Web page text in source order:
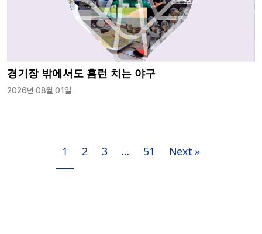
경기장 밖에서도 홈런 치는 야구
2026년 08월 01일
1 2 3 … 51 Next »